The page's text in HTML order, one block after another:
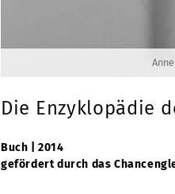
Die Enzyklopädie
Buch | 2014
gefördert durch das